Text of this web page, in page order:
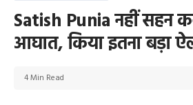
Satish Punia नहीं सहन
आघात, किया इतना बड़ा
4 Min Read